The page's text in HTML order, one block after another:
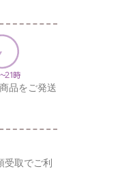
品をご発送
受取でご利